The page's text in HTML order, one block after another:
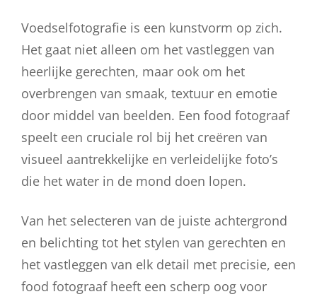
Voedselfotografie is een kunstvorm op zich.
Het gaat niet alleen om het vastleggen van
heerlijke gerechten, maar ook om het
overbrengen van smaak, textuur en emotie
door middel van beelden. Een food fotograaf
speelt een cruciale rol bij het creëren van
visueel aantrekkelijke en verleidelijke foto’s
die het water in de mond doen lopen.
Van het selecteren van de juiste achtergrond
en belichting tot het stylen van gerechten en
het vastleggen van elk detail met precisie, een
food fotograaf heeft een scherp oog voor